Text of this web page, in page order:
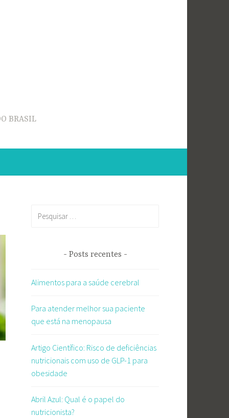
BRASIL
Posts recentes
Alimentos para a saúde cerebral
Para atender melhor sua paciente
que está na menopausa
Artigo Científico: Risco de deficiências
nutricionais com uso de GLP-1 para
obesidade
Abril Azul: Qual é o papel do
nutricionista?